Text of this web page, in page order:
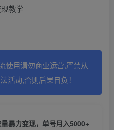
教学
使用请勿商业运营,严禁从
活动,否则后果自负！
暴力变现，单号月入5000+